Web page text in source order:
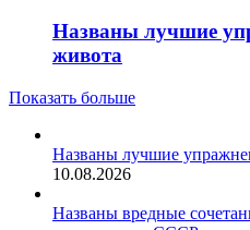
Названы лучшие
живота
Показать больше
Названы лучшие
10.08.2026
Названы вредные